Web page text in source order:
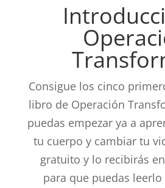
Consigue los cinco
libro de Operación
puedas empezar ya a
tu cuerpo y cambiar tu
gratuito y lo recibirás
para que puedas